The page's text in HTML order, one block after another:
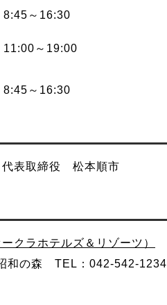
～16:30
～19:00
～16:30
表取締役 松本順市
クラホテルズ＆リゾーツ）
和の森 TEL：042-542-1234